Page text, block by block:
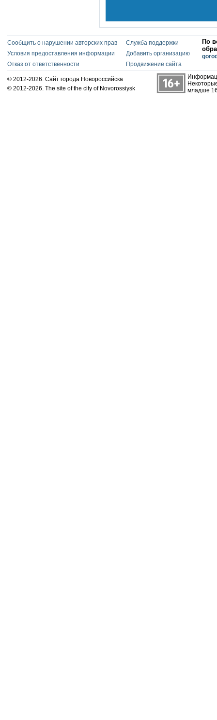
Сообщить о нарушении авторских прав
Условия предоставления информации
Отказ от ответственности
Служба поддержки
Добавить организацию
Продвижение сайта
По
© 2012-2026. Сайт города Новороссийска
© 2012-2026. The site of the city of Novorossiysk
младше